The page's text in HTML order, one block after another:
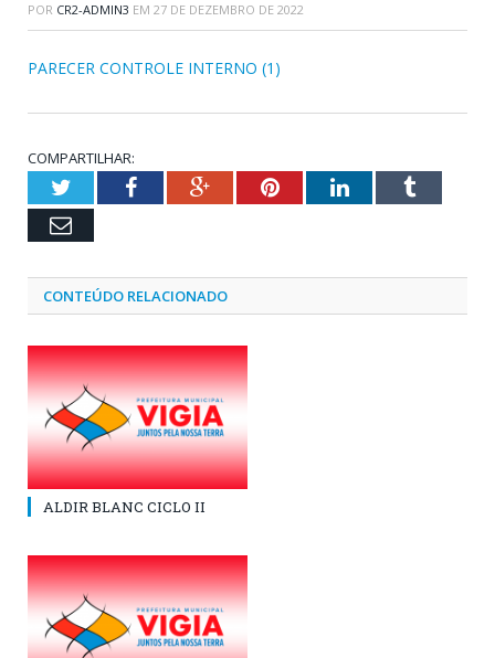
POR CR2-ADMIN3 EM 27 DE DEZEMBRO DE 2022
PARECER CONTROLE INTERNO (1)
COMPARTILHAR:
TwitterFacebookGoogle+PinterestLinkedInTumblr
Email
CONTEÚDO RELACIONADO
ALDIR BLANC CICLO II